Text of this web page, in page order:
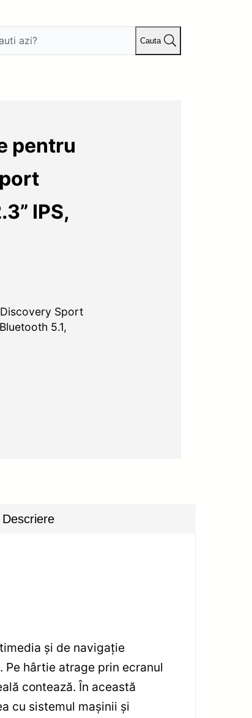
Cauta
pentru
IPS,
Sport
5.1,
Descriere
și de navigație
hârtie atrage prin ecranul
contează. În această
cu sistemul mașinii și